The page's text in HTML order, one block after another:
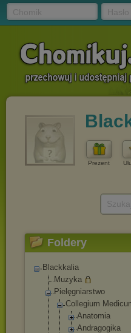
Prezent
Foldery
Blackkalia
Muzyka
Pielęgniarstwo
Collegium
Anatomia
Andragogika